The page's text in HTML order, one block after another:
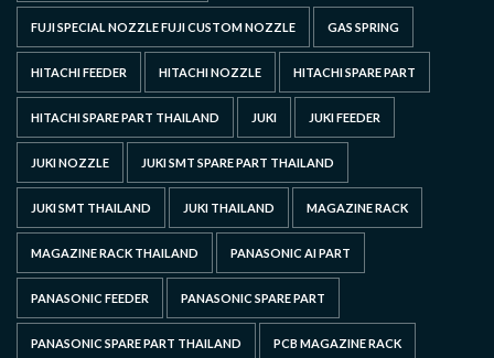
FUJI SPECIAL NOZZLE FUJI CUSTOM NOZZLE GAS SPRING
HITACHI FEEDER HITACHI NOZZLE HITACHI SPARE PART
HITACHI SPARE PART THAILAND JUKI JUKI FEEDER
JUKI NOZZLE JUKI SMT SPARE PART THAILAND
JUKI SMT THAILAND JUKI THAILAND MAGAZINE RACK
MAGAZINE RACK THAILAND PANASONIC AI PART
PANASONIC FEEDER PANASONIC SPARE PART
PANASONIC SPARE PART THAILAND PCB MAGAZINE RACK